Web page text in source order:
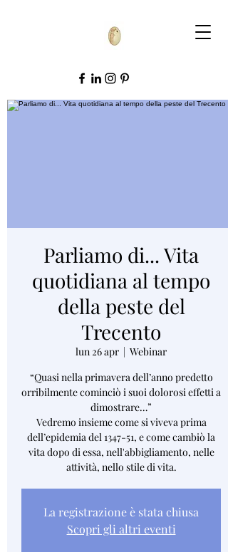
Parliamo di... Vita
quotidiana al tempo
della peste del
Trecento
lun 26 apr
  |
Webinar
“Quasi nella primavera dell’anno predetto
orribilmente cominciò i suoi dolorosi effetti a
dimostrare…”
Vedremo insieme come si viveva prima
dell’epidemia del 1347-51, e come cambiò la
vita dopo di essa, nell'abbigliamento, nelle
attività, nello stile di vita.
La registrazione è stata chiusa
Scopri gli altri eventi